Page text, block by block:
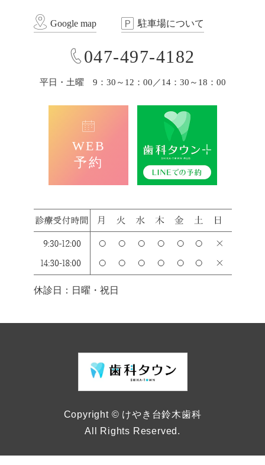
Google map 駐車場について
047-497-4182
平日・土曜 9：30～12：00／14：30～18：00
WEB
予約
休診日：日曜・祝日
Copyright © けやき台鈴木歯科
All Rights Reserved.